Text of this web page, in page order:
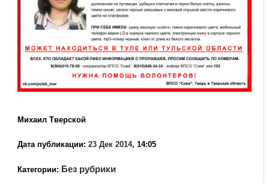
Михаил Тверской
Дата публикации: 23 Дек 2014, 14:05
Категории: Без рубрики